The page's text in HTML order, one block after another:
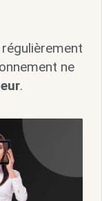
ne
.